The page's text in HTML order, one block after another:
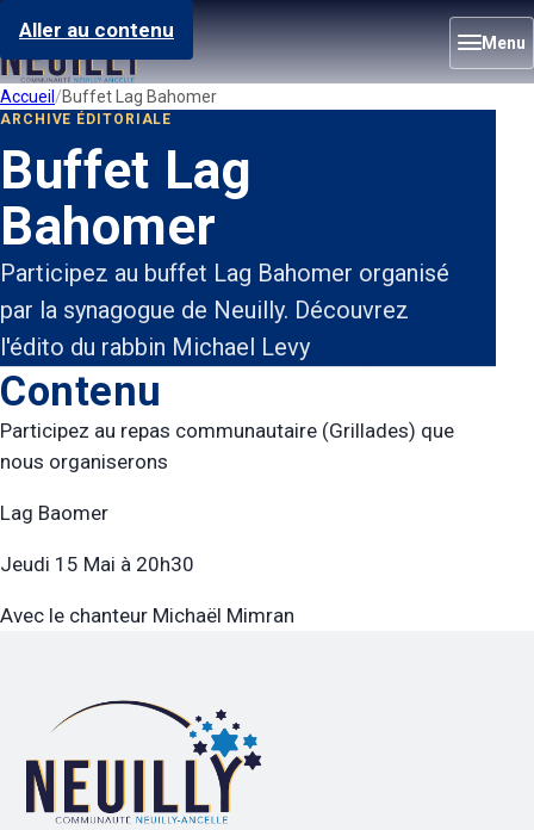
Aller au contenu
Menu
Accueil Buffet Lag Bahomer
ARCHIVE ÉDITORIALE
Buffet Lag
Bahomer
Participez au buffet Lag Bahomer organisé
par la synagogue de Neuilly. Découvrez
l'édito du rabbin Michael Levy
Contenu
Participez au repas communautaire (Grillades) que
nous organiserons
Lag Baomer
Jeudi 15 Mai à 20h30
Avec le chanteur Michaël Mimran